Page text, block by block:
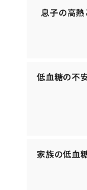
息子の高
低血糖の不
家族の低血